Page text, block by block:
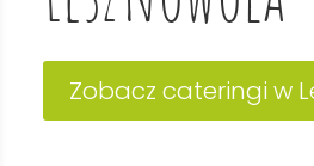
Zobacz cateringi w